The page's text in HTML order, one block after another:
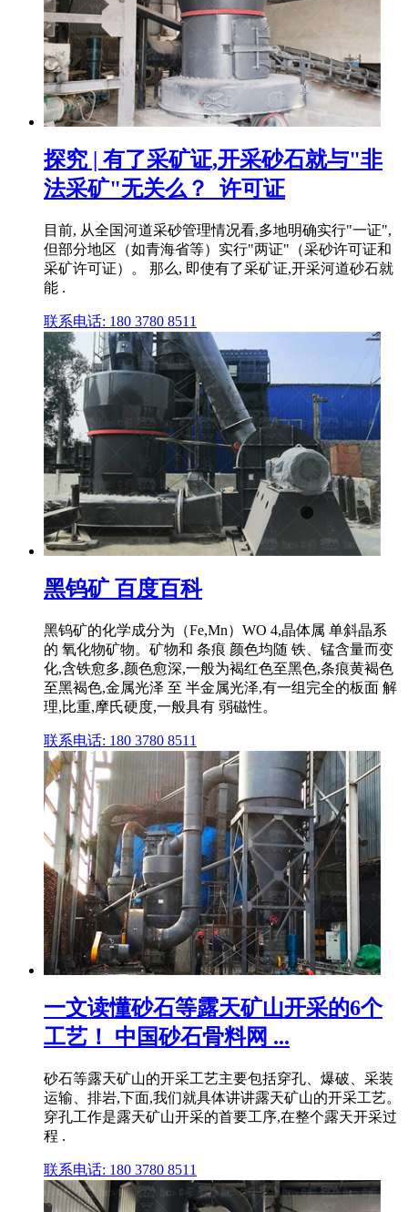
探究 | 有了采矿证,开采砂石就与"非
法采矿"无关么？_许可证
目前, 从全国河道采砂管理情况看,多地明确实行"一证",
但部分地区（如青海省等）实行"两证"（采砂许可证和
采矿许可证）。 那么, 即使有了采矿证,开采河道砂石就
能 .
联系电话: 180 3780 8511
黑钨矿 百度百科
黑钨矿的化学成分为（Fe,Mn）WO 4,晶体属 单斜晶系
的 氧化物矿物。矿物和 条痕 颜色均随 铁、锰含量而变
化,含铁愈多,颜色愈深,一般为褐红色至黑色,条痕黄褐色
至黑褐色,金属光泽 至 半金属光泽,有一组完全的板面 解
理,比重,摩氏硬度,一般具有 弱磁性。
联系电话: 180 3780 8511
一文读懂砂石等露天矿山开采的6个
工艺！ 中国砂石骨料网 ...
砂石等露天矿山的开采工艺主要包括穿孔、爆破、采装
运输、排岩,下面,我们就具体讲讲露天矿山的开采工艺。
穿孔工作是露天矿山开采的首要工序,在整个露天开采过
程 .
联系电话: 180 3780 8511